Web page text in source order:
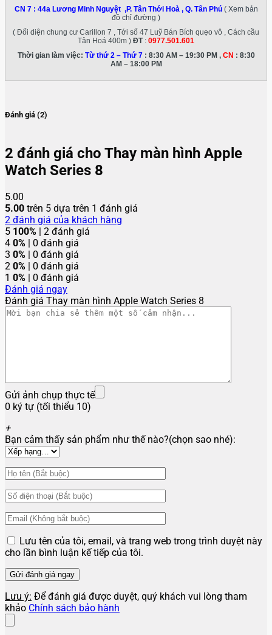
CN 7 : 44a Lương Minh Nguyệt ,P. Tân Thới Hoà , Q. Tân Phú ( Xem bản
đồ chỉ đường )
( Đối diện chung cư Carillon 7 , Tới số 47 Luỹ Bán Bích quẹo vô , Cách cầu
Tân Hoá 400m ) ĐT: 0977.501.601
Thời gian làm việc: Từ thứ 2 – Thứ 7: 8:30 AM – 19:30 PM , CN : 8:30
AM – 18:00 PM
Đánh giá (2)
2 đánh giá cho Thay màn hình Apple
Watch Series 8
5.00
5.00 trên 5 dựa trên 1 đánh giá
2 đánh giá của khách hàng
5 100% | 2 đánh giá
4 0% | 0 đánh giá
3 0% | 0 đánh giá
2 0% | 0 đánh giá
1 0% | 0 đánh giá
Đánh giá ngay
Đánh giá Thay màn hình Apple Watch Series 8
Gửi ảnh chụp thực tế
0 ký tự (tối thiểu 10)
+
Bạn cảm thấy sản phẩm như thế nào?(chọn sao nhé):
Lưu tên của tôi, email, và trang web trong trình duyệt này
cho lần bình luận kế tiếp của tôi.
Lưu ý: Để đánh giá được duyệt, quý khách vui lòng tham
khảo Chính sách bảo hành